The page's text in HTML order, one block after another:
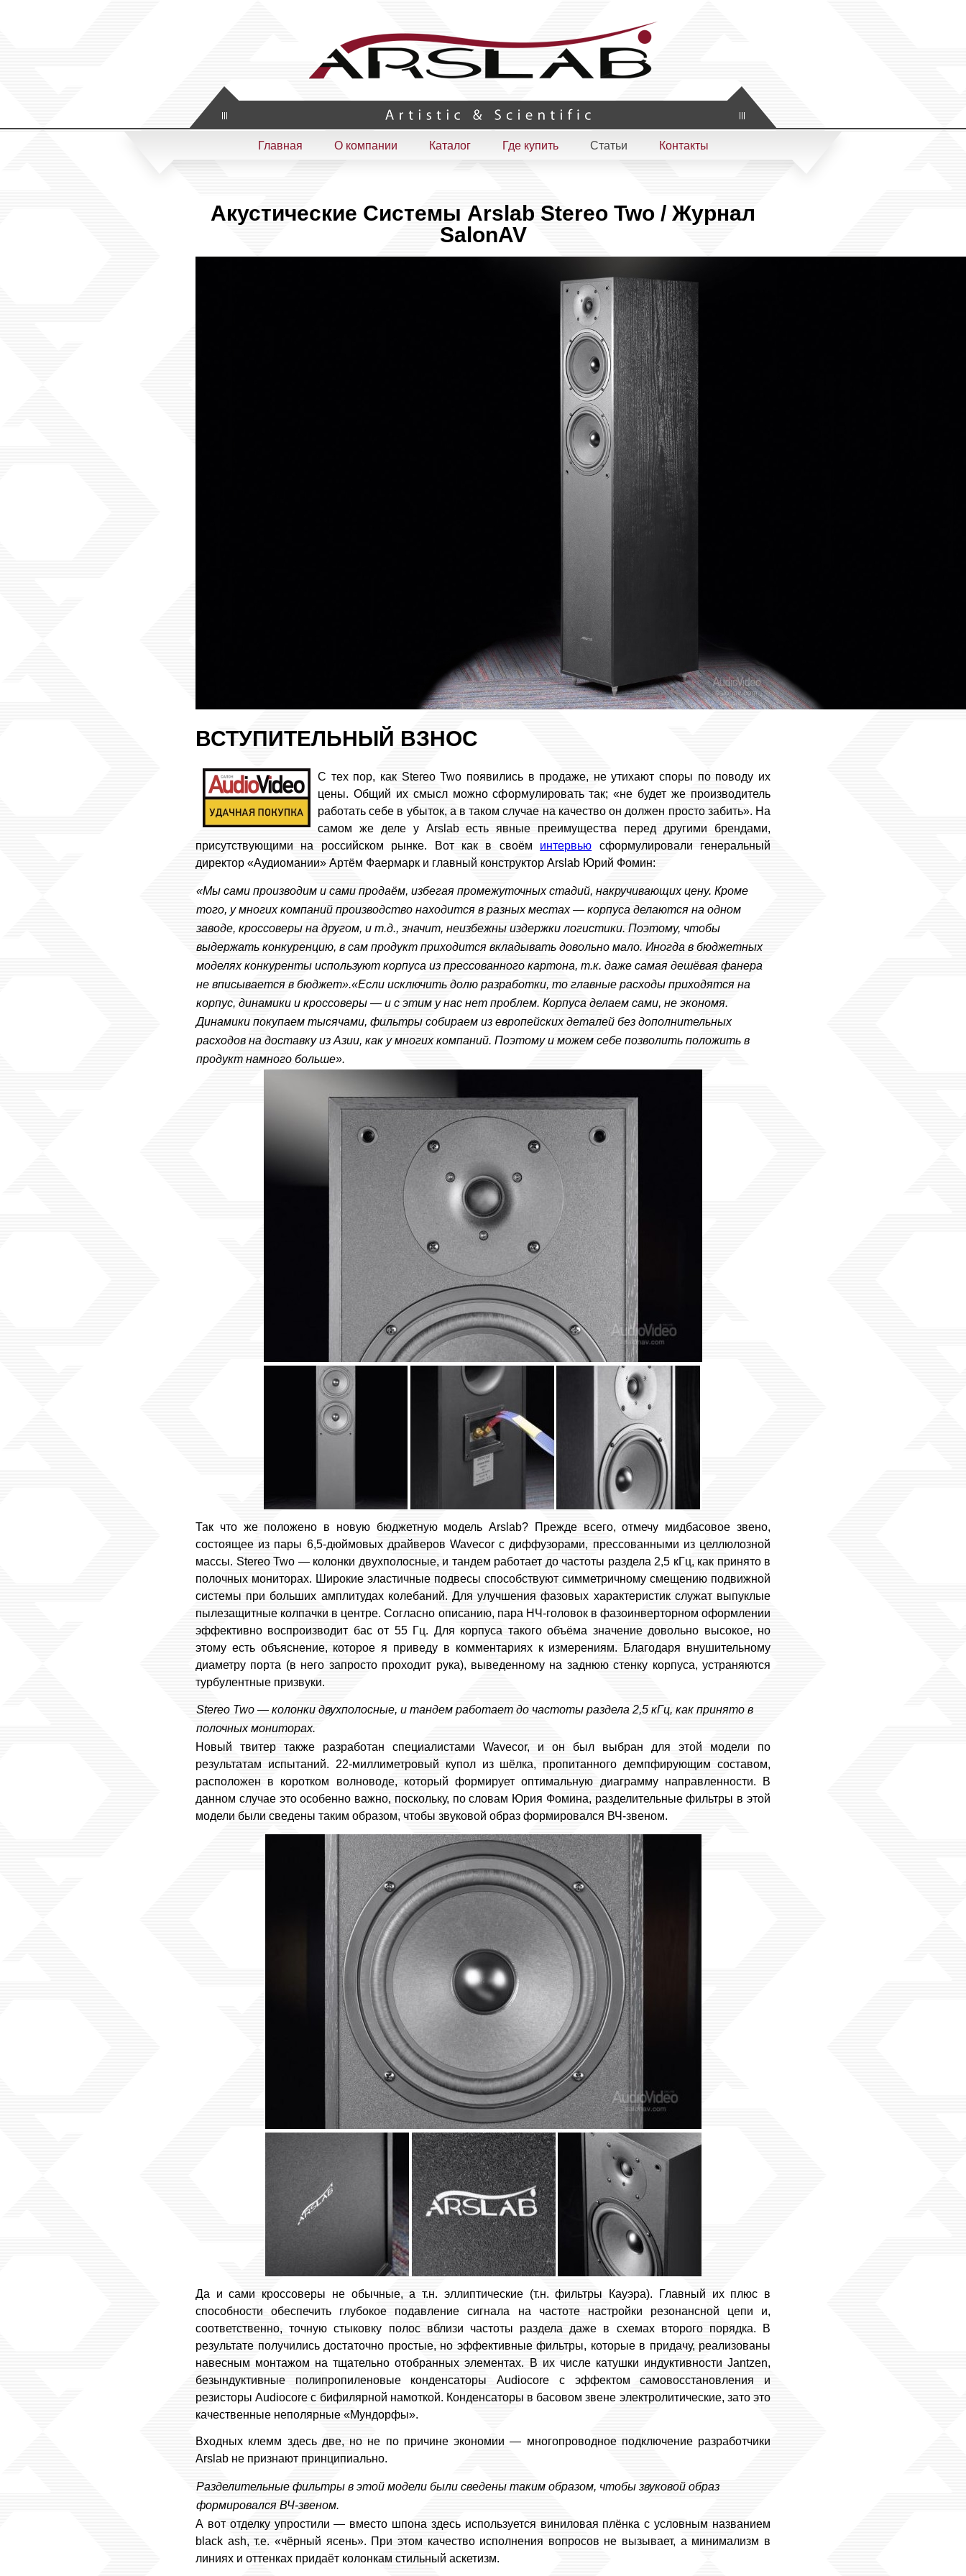
Artistic & Scientific
Главная О компании Каталог Где купить Статьи Контакты
Акустические Системы Arslab Stereo Two / Журнал
SalonAV
ВСТУПИТЕЛЬНЫЙ ВЗНОС
С тех пор, как Stereo Two появились в продаже, не утихают споры по поводу их
цены. Общий их смысл можно сформулировать так; «не будет же производитель
работать себе в убыток, а в таком случае на качество он должен просто забить». На
самом же деле у Arslab есть явные преимущества перед другими брендами,
присутствующими на российском рынке. Вот как в своём интервью сформулировали генеральный
директор «Аудиомании» Артём Фаермарк и главный конструктор Arslab Юрий Фомин:
«Мы сами производим и сами продаём, избегая промежуточных стадий, накручивающих цену. Кроме
того, у многих компаний производство находится в разных местах — корпуса делаются на одном
заводе, кроссоверы на другом, и т.д., значит, неизбежны издержки логистики. Поэтому, чтобы
выдержать конкуренцию, в сам продукт приходится вкладывать довольно мало. Иногда в бюджетных
моделях конкуренты используют корпуса из прессованного картона, т.к. даже самая дешёвая фанера
не вписывается в бюджет».«Если исключить долю разработки, то главные расходы приходятся на
корпус, динамики и кроссоверы — и с этим у нас нет проблем. Корпуса делаем сами, не экономя.
Динамики покупаем тысячами, фильтры собираем из европейских деталей без дополнительных
расходов на доставку из Азии, как у многих компаний. Поэтому и можем себе позволить положить в
продукт намного больше».
Так что же положено в новую бюджетную модель Arslab? Прежде всего, отмечу мидбасовое звено,
состоящее из пары 6,5-дюймовых драйверов Wavecor с диффузорами, прессованными из целлюлозной
массы. Stereo Two — колонки двухполосные, и тандем работает до частоты раздела 2,5 кГц, как принято в
полочных мониторах. Широкие эластичные подвесы способствуют симметричному смещению подвижной
системы при больших амплитудах колебаний. Для улучшения фазовых характеристик служат выпуклые
пылезащитные колпачки в центре. Согласно описанию, пара НЧ-головок в фазоинверторном оформлении
эффективно воспроизводит бас от 55 Гц. Для корпуса такого объёма значение довольно высокое, но
этому есть объяснение, которое я приведу в комментариях к измерениям. Благодаря внушительному
диаметру порта (в него запросто проходит рука), выведенному на заднюю стенку корпуса, устраняются
турбулентные призвуки.
Stereo Two — колонки двухполосные, и тандем работает до частоты раздела 2,5 кГц, как принято в
полочных мониторах.
Новый твитер также разработан специалистами Wavecor, и он был выбран для этой модели по
результатам испытаний. 22-миллиметровый купол из шёлка, пропитанного демпфирующим составом,
расположен в коротком волноводе, который формирует оптимальную диаграмму направленности. В
данном случае это особенно важно, поскольку, по словам Юрия Фомина, разделительные фильтры в этой
модели были сведены таким образом, чтобы звуковой образ формировался ВЧ-звеном.
Да и сами кроссоверы не обычные, а т.н. эллиптические (т.н. фильтры Кауэра). Главный их плюс в
способности обеспечить глубокое подавление сигнала на частоте настройки резонансной цепи и,
соответственно, точную стыковку полос вблизи частоты раздела даже в схемах второго порядка. В
результате получились достаточно простые, но эффективные фильтры, которые в придачу, реализованы
навесным монтажом на тщательно отобранных элементах. В их числе катушки индуктивности Jantzen,
безындуктивные полипропиленовые конденсаторы Audiocore с эффектом самовосстановления и
резисторы Audiоcore с бифилярной намоткой. Конденсаторы в басовом звене электролитические, зато это
качественные неполярные «Мундорфы».
Входных клемм здесь две, но не по причине экономии — многопроводное подключение разработчики
Arslab не признают принципиально.
Разделительные фильтры в этой модели были сведены таким образом, чтобы звуковой образ
формировался ВЧ-звеном.
А вот отделку упростили — вместо шпона здесь используется виниловая плёнка с условным названием
black ash, т.е. «чёрный ясень». При этом качество исполнения вопросов не вызывает, а минимализм в
линиях и оттенках придаёт колонкам стильный аскетизм.